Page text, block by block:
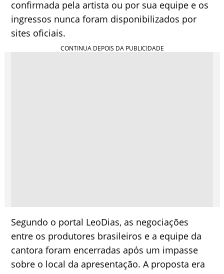
confirmada pela artista ou por sua equipe e os
ingressos nunca foram disponibilizados por
sites oficiais.
Segundo o portal LeoDias, as negociações
entre os produtores brasileiros e a equipe da
cantora foram encerradas após um impasse
sobre o local da apresentação. A proposta era